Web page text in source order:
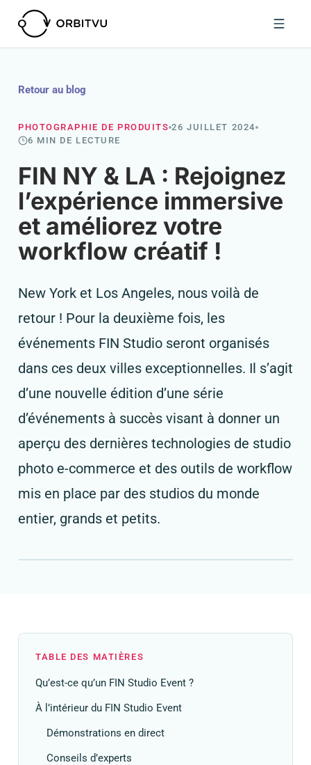
Retour au blog
PHOTOGRAPHIE DE PRODUITS 26 JUILLET 2024
6 MIN DE LECTURE
FIN NY & LA : Rejoignez
l’expérience immersive
et améliorez votre
workflow créatif !
New York et Los Angeles, nous voilà de
retour ! Pour la deuxième fois, les
événements FIN Studio seront organisés
dans ces deux villes exceptionnelles. Il s’agit
d’une nouvelle édition d’une série
d’événements à succès visant à donner un
aperçu des dernières technologies de studio
photo e-commerce et des outils de workflow
mis en place par des studios du monde
entier, grands et petits.
TABLE DES MATIÈRES
Qu’est-ce qu’un FIN Studio Event ?
À l’intérieur du FIN Studio Event
Démonstrations en direct
Conseils d’experts